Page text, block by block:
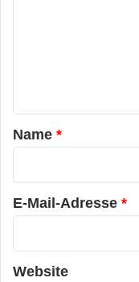
a
r
*
Name *
E-Mail-Adresse *
Website